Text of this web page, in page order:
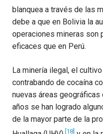
blanquea a través de las
debe a que en Bolivia la
operaciones mineras son
eficaces que en Perú.
La minería ilegal, el
contrabando de cocaína
nuevas áreas
años se han logrado
de la mayor parte de la
[18]